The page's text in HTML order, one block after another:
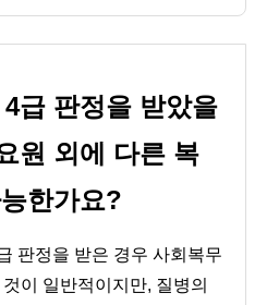
급 판정을 받았을
원 외에 다른 복
한가요?
판정을 받은 경우 사회복무
이 일반적이지만, 질병의